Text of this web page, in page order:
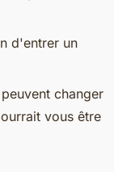
d'entrer un
changer
vous être